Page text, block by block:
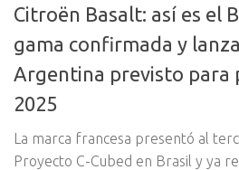
Citroën Basalt: así es el
gama confirmada y
Argentina previsto para
2025
La marca francesa presentó al
Proyecto C-Cubed en Brasil y ya